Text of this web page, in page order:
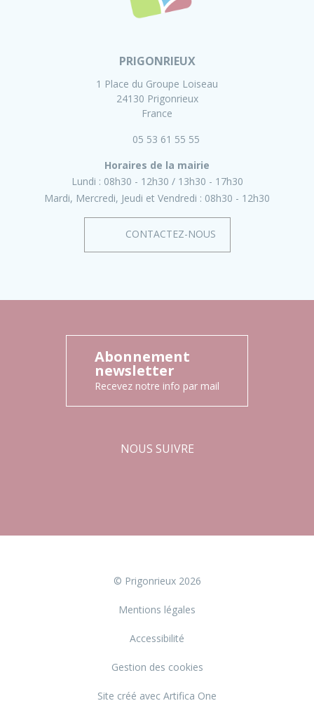
PRIGONRIEUX
1 Place du Groupe Loiseau
24130 Prigonrieux
France
05 53 61 55 55
Horaires de la mairie
Lundi : 08h30 - 12h30
13h30 - 17h30
Mardi, Mercredi, Jeudi et Vendredi : 08h30 - 12h30
CONTACTEZ-NOUS
Abonnement
newsletter
Recevez notre info par mail
NOUS SUIVRE
© Prigonrieux 2026
Mentions légales
Accessibilité
Gestion des cookies
Site créé avec Artifica One